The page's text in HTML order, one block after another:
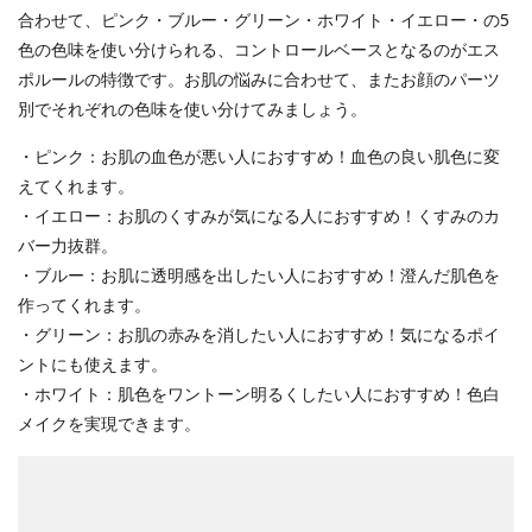
合わせて、ピンク・ブルー・グリーン・ホワイト・イエロー・の5
色の色味を使い分けられる、コントロールベースとなるのがエス
ポルールの特徴です。お肌の悩みに合わせて、またお顔のパーツ
別でそれぞれの色味を使い分けてみましょう。
・ピンク：お肌の血色が悪い人におすすめ！血色の良い肌色に変
えてくれます。
・イエロー：お肌のくすみが気になる人におすすめ！くすみのカ
バー力抜群。
・ブルー：お肌に透明感を出したい人におすすめ！澄んだ肌色を
作ってくれます。
・グリーン：お肌の赤みを消したい人におすすめ！気になるポイ
ントにも使えます。
・ホワイト：肌色をワントーン明るくしたい人におすすめ！色白
メイクを実現できます。